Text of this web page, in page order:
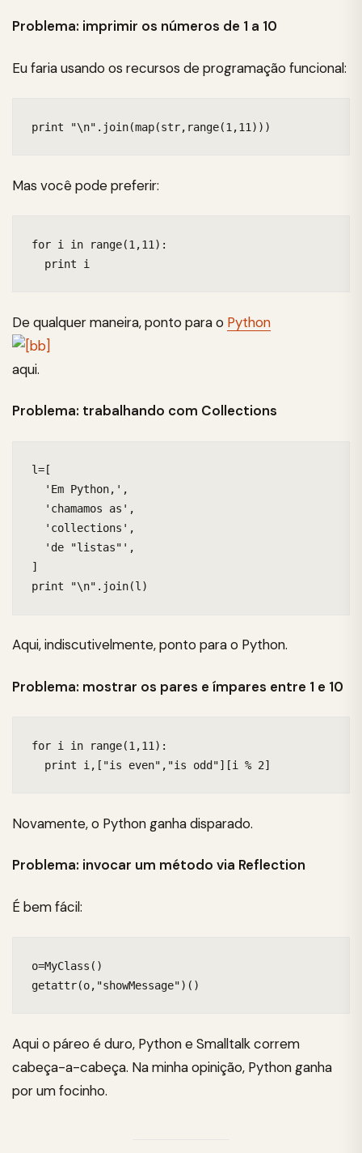
Problema: imprimir os números de 1 a 10
Eu faria usando os recursos de programação funcional:
print "\n".join(map(str,range(1,11)))
Mas você pode preferir:
for i in range(1,11):
print i
De qualquer maneira, ponto para o Python
aqui.
Problema: trabalhando com Collections
l=[
'Em Python,',
'chamamos as',
'collections',
'de "listas"',
]
print "\n".join(l)
Aqui, indiscutivelmente, ponto para o Python.
Problema: mostrar os pares e ímpares entre 1 e 10
for i in range(1,11):
print i,["is even","is odd"][i % 2]
Novamente, o Python ganha disparado.
Problema: invocar um método via Reflection
É bem fácil:
o=MyClass()
getattr(o,"showMessage")()
Aqui o páreo é duro, Python e Smalltalk correm
cabeça-a-cabeça. Na minha opinição, Python ganha
por um focinho.